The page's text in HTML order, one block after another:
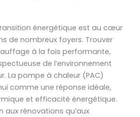
énergétique est au cœur
de nombreux foyers. Trouver
à la fois performante,
de l’environnement
La pompe à chaleur (PAC)
comme une réponse idéale,
et efficacité énergétique.
aux rénovations qu’aux